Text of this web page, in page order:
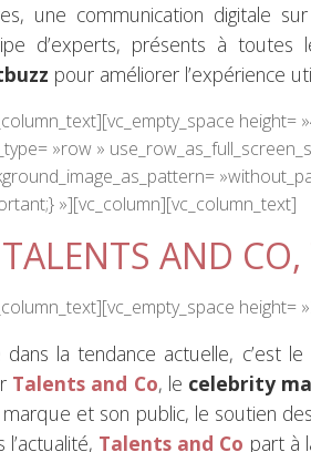
une communication digitale
d’experts, présents à
pour améliorer l’expérience
height=
»row »
»][vc_column][vc_column_text]
TALENTS AND
height=
dans la tendance actuelle, c’est
Talents and Co, le celebrity
et son public, le soutien
l’actualité, Talents and Co part à